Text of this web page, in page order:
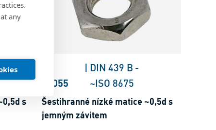
any
s
33055
| DIN 439 B -
~ISO 8675
Šestihranné nízké matice ~0,5d s
jemným závitem